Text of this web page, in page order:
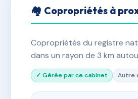
🏘 Copropriétés à
Copropriétés du registre
dans un rayon de 3 km
✓ Gérée par ce cabinet Autre